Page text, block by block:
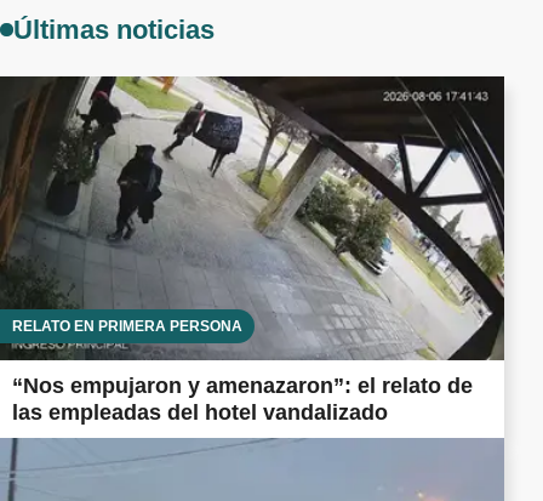
Últimas noticias
RELATO EN PRIMERA PERSONA
“Nos empujaron y amenazaron”: el relato de
las empleadas del hotel vandalizado